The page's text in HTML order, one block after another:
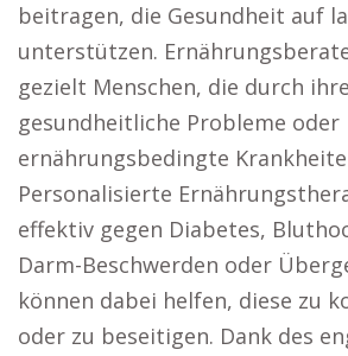
beitragen, die Gesundheit auf
unterstützen.
gezielt Menschen, die durch
gesundheitliche Probleme oder
ernährungsbedingte
Personalisierte
effektiv gegen Diabetes,
Darm-Beschwerden oder
können dabei helfen, diese zu
oder zu beseitigen. Dank des